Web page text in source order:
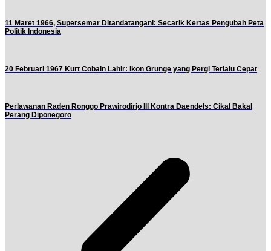
11 Maret 1966, Supersemar Ditandatangani: Secarik Kertas Pengubah Peta
Politik Indonesia
20 Februari 1967 Kurt Cobain Lahir: Ikon Grunge yang Pergi Terlalu Cepat
Perlawanan Raden Ronggo Prawirodirjo III Kontra Daendels: Cikal Bakal
Perang Diponegoro